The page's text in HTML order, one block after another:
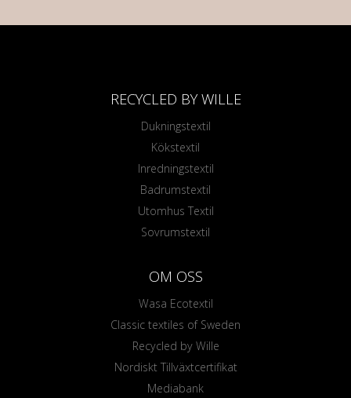
RECYCLED BY WILLE
Dukningstextil
Kökstextil
Inredningstextil
Badrumstextil
Utomhus Textil
Sovrumstextil
OM OSS
Wasa Ecotextil
Classic textiles of Sweden
Recycled by Wille
Nordiskt Tillväxtcertifikat
Mediabank